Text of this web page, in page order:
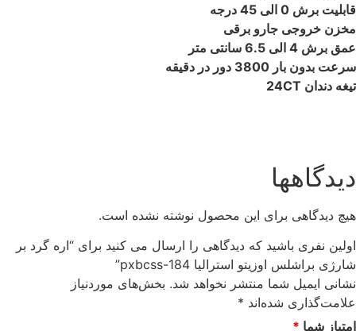
قابلیت برش 0 الی 45 درجه
مخزن خروجی جارو برقی
عمق برش 4 الی 6.5 سانتی متر
سرعت بدون بار 3800 دور در دقیقه
تیغه دندان 24CT
دیدگاهها
هیچ دیدگاهی برای این محصول نوشته نشده است.
اولین نفری باشید که دیدگاهی را ارسال می کنید برای “اره گرد بر
شارژی براشلس اوزیتو استرالیا pxbcss-184”
نشانی ایمیل شما منتشر نخواهد شد. بخش‌های موردنیاز
علامت‌گذاری شده‌اند *
امتیاز شما *